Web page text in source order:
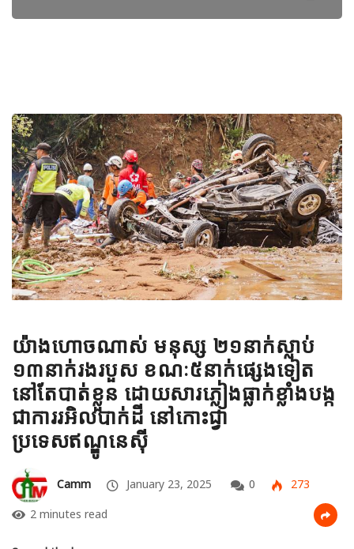
យ៉ាងហោចណាស់ មនុស្ស ២១នាក់ស្លាប់
១៣នាក់រងរបួស ខណៈ៥នាក់ផ្សេងទៀត
នៅតែបាត់ខ្លួន ដោយសារភ្លៀងធ្លាក់ខ្លាំងបង្ក
ជាការរអិលបាក់ដី នៅកោះជ្វា
ប្រទេសឥណ្ឌូនេស៊ី
Camm January 23, 2025 0
273
2 minutes read